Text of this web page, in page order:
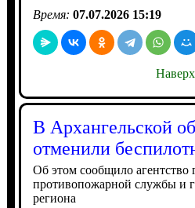
Время: 07.07.2026 15:19
Наверх
В Архангельской
отменили
Об этом сообщило агентство
противопожарной службы и
региона